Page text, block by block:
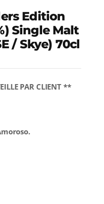
Edition
Single Malt
/ Skye) 70cl
PAR CLIENT **